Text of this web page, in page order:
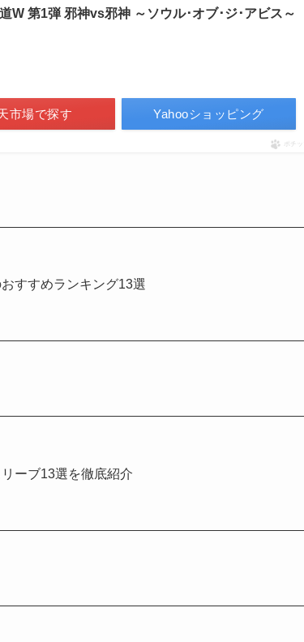
W 第1弾 邪神vs邪神 ～ソウル･オブ･ジ･アビス～
市場で探す Yahooショッピング
ポチ
すすめランキング13選
ーブ13選を徹底紹介